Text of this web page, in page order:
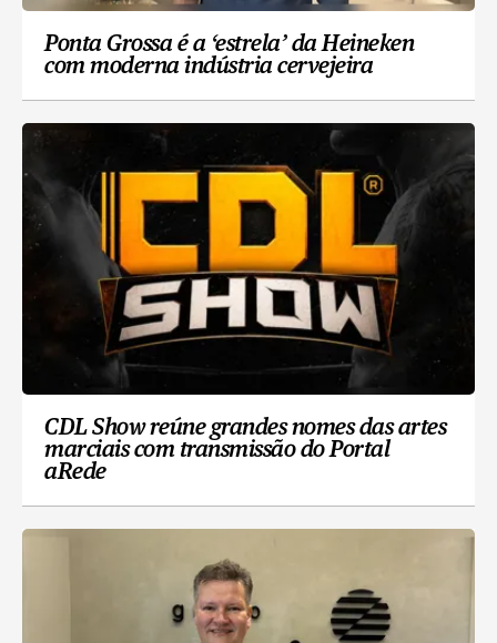
Ponta Grossa é a ‘estrela’ da Heineken
com moderna indústria cervejeira
CDL Show reúne grandes nomes das artes
marciais com transmissão do Portal
aRede